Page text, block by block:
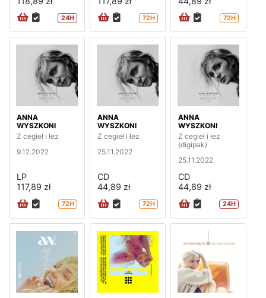
24H 72H 72H
ANNA
WYSZKONI
Z cegieł i łez
9.12.2022
LP
117,89 zł
72H
ANNA
WYSZKONI
Z cegieł i łez
25.11.2022
CD
44,89 zł
72H
ANNA
WYSZKONI
Z cegieł i łez
(digipak)
25.11.2022
CD
44,89 zł
24H